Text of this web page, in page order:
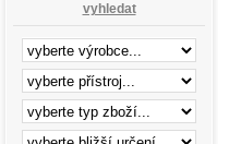
vyhledat